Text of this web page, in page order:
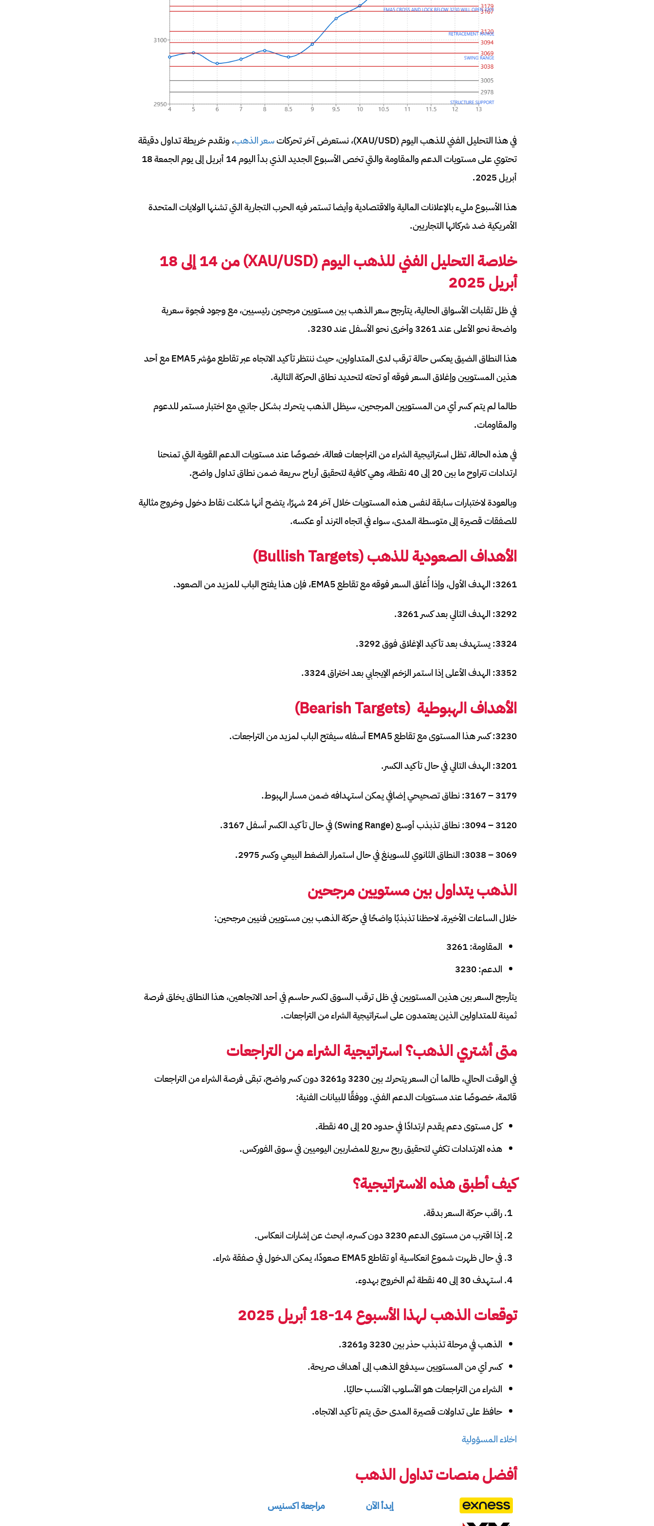
في هذا التحليل الفني للذهب اليوم (XAU/USD)، نستعرض آخر تحركات سعر الذهب، ونقدم خريطة تداول دقيقة
تحتوي على مستويات الدعم والمقاومة والتي تخص الأسبوع الجديد الذي بدأ اليوم 14 أبريل إلى يوم الجمعة 18
أبريل 2025.
هذا الأسبوع مليء بالإعلانات المالية والاقتصادية وأيضا تستمر فيه الحرب التجارية التي تشنها الولايات المتحدة
الأمريكية ضد شركائها التجاريين.
خلاصةالتحليل الفني للذهب اليوم (XAU/USD) من 14 إلى
18
أبريل 2025
في ظل تقلبات الأسواق الحالية، يتأرجح سعر الذهب بين مستويين مرجحين رئيسيين، مع وجود فجوة سعرية
واضحة نحو الأعلى عند 3261 وأخرى نحو الأسفل عند 3230.
هذا النطاق الضيق يعكس حالة ترقب لدى المتداولين، حيث ننتظر تأكيد الاتجاه عبر تقاطع مؤشر EMA5 مع أحد
هذين المستويين وإغلاق السعر فوقه أو تحته لتحديد نطاق الحركة التالية.
طالما لم يتم كسر أي من المستويين المرجحين، سيظل الذهب يتحرك بشكل جانبي مع اختبار مستمر للدعوم
والمقاومات.
في هذه الحالة، تظل استراتيجية الشراء من التراجعات فعالة، خصوصًا عند مستويات الدعم القوية التي تمنحنا
ارتدادات تتراوح ما بين 20 إلى 40 نقطة، وهي كافية لتحقيق أرباح سريعة ضمن نطاق تداول واضح.
وبالعودة لاختبارات سابقة لنفس هذه المستويات خلال آخر 24 شهرًا، يتضح أنها شكلت نقاط دخول وخروج مثالية
للصفقات قصيرة إلى متوسطة المدى، سواء في اتجاه الترند أو عكسه.
الأهداف الصعودية للذهب(Bullish Targets)
3261: الهدف الأول، وإذا أُغلق السعر فوقه مع تقاطع EMA5، فإن هذا يفتح الباب للمزيد من الصعود.
3292: الهدف التالي بعد كسر 3261.
3324: يستهدف بعد تأكيد الإغلاق فوق 3292.
3352: الهدف الأعلى إذا استمر الزخم الإيجابي بعد اختراق 3324.
الأهداف الهبوطية (Bearish Targets)
3230: كسر هذا المستوى مع تقاطع EMA5 أسفله سيفتح الباب لمزيد من التراجعات.
3201: الهدف التالي في حال تأكيد الكسر.
3179 – 3167: نطاق تصحيحي إضافي يمكن استهدافه ضمن مسار الهبوط.
3120 – 3094: نطاق تذبذب أوسع (Swing Range) في حال تأكيد الكسر أسفل 3167.
3069 – 3038: النطاق الثانوي للسوينغ في حال استمرار الضغط البيعي وكسر 2975.
الذهب يتداول بين مستويين مرجحين
خلال الساعات الأخيرة، لاحظنا تذبذبًا واضحًا في حركة الذهب بين مستويين فنيين مرجحين:
المقاومة: 3261
الدعم: 3230
يتأرجح السعر بين هذين المستويين في ظل ترقب السوق لكسر حاسم في أحد الاتجاهين، هذا النطاق يخلق فرصة
ثمينة للمتداولين الذين يعتمدون على استراتيجية الشراء من التراجعات.
متى أشتري الذهب؟ استراتيجية الشراء من التراجعات
في الوقت الحالي، طالما أن السعر يتحرك بين 3230 و3261 دون كسر واضح، تبقى فرصة الشراء من التراجعات
قائمة، خصوصًا عند مستويات الدعم الفني. ووفقًا للبيانات الفنية:
كل مستوى دعم يقدم ارتدادًا في حدود 20 إلى 40 نقطة.
هذه الارتدادات تكفي لتحقيق ربح سريع للمضاربين اليوميين في سوق الفوركس.
كيف أطبق هذه الاستراتيجية؟
راقب حركة السعر بدقة.
إذا اقترب من مستوى الدعم 3230 دون كسره، ابحث عن إشارات انعكاس.
في حال ظهرت شموع انعكاسية أو تقاطع EMA5 صعودًا، يمكن الدخول في صفقة شراء.
استهدف 30 إلى 40 نقطة ثم الخروج بهدوء.
توقعات الذهب لهذا الأسبوع 14-18 أبريل 2025
الذهب في مرحلة تذبذب حذر بين 3230 و3261.
كسر أي من المستويين سيدفع الذهب إلى أهداف صريحة.
الشراء من التراجعات هو الأسلوب الأنسب حاليًا.
حافظ على تداولات قصيرة المدى حتى يتم تأكيد الاتجاه.
اخلاء المسؤولية
أفضل منصات تداول الذهب
إبدأ الآن
مراجعة اكسنيس